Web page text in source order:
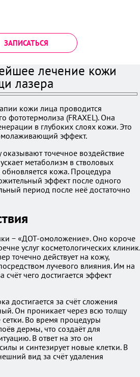
ЗАПИСАТЬСЯ
лечение кожи
лазера
кожи лица проводится
фототермолиза (FRAXEL). Она
в глубоких слоях кожи. Это
эффект.
точечное воздействие
метаболизм в стволовых
обновляется кожа. Процедура
эффект после одного
период после неё достаточно
− «ДОТ-омоложение». Оно короче
услуг косметологических клиник.
точечно действует на кожу,
лучевого влияния. Им на
чего достигается эффект
достигается за счёт сложения
Он проникает через всю толщу
Во время процедуры
дермы, что создаёт для
В ответ на это он
и синтезирует новые клетки. В
вид за счёт удаления